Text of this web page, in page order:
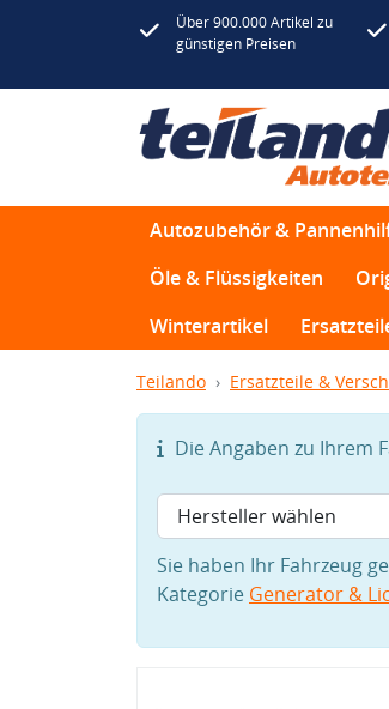
Über 900.000 Artikel zu
günstigen Preisen
Autozubehör &
Öle & Flüssigkeiten
Winterartikel
Teilando Ersatzteile &
Die Angaben zu Ihrem
Sie haben Ihr Fahrzeug
Kategorie Generator &